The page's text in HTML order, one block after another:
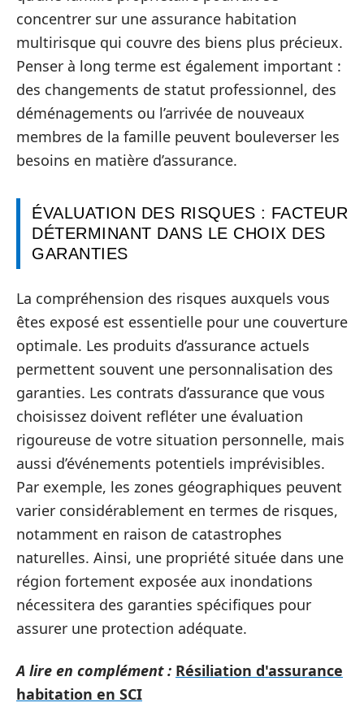
concentrer sur une assurance habitation
multirisque qui couvre des biens plus précieux.
Penser à long terme est également important :
des changements de statut professionnel, des
déménagements ou l’arrivée de nouveaux
membres de la famille peuvent bouleverser les
besoins en matière d’assurance.
ÉVALUATION DES RISQUES : FACTEUR
DÉTERMINANT DANS LE CHOIX DES
GARANTIES
La compréhension des risques auxquels vous
êtes exposé est essentielle pour une couverture
optimale. Les produits d’assurance actuels
permettent souvent une personnalisation des
garanties. Les contrats d’assurance que vous
choisissez doivent refléter une évaluation
rigoureuse de votre situation personnelle, mais
aussi d’événements potentiels imprévisibles.
Par exemple, les zones géographiques peuvent
varier considérablement en termes de risques,
notamment en raison de catastrophes
naturelles. Ainsi, une propriété située dans une
région fortement exposée aux inondations
nécessitera des garanties spécifiques pour
assurer une protection adéquate.
A lire en complément : Résiliation d'assurance
habitation en SCI